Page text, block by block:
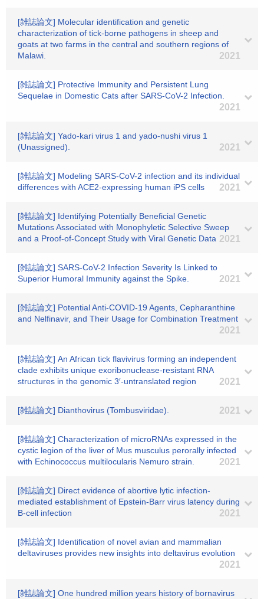
[雑誌論文] Molecular identification and genetic
characterization of tick-borne pathogens in sheep and
goats at two farms in the central and southern regions of
Malawi.
2021
[雑誌論文] Protective Immunity and Persistent Lung
Sequelae in Domestic Cats after SARS-CoV-2 Infection.
2021
[雑誌論文] Yado-kari virus 1 and yado-nushi virus 1
(Unassigned).
2021
[雑誌論文] Modeling SARS-CoV-2 infection and its individual
differences with ACE2-expressing human iPS cells
2021
[雑誌論文] Identifying Potentially Beneficial Genetic
Mutations Associated with Monophyletic Selective Sweep
and a Proof-of-Concept Study with Viral Genetic Data 2021
[雑誌論文] SARS-CoV-2 Infection Severity Is Linked to
Superior Humoral Immunity against the Spike.
2021
[雑誌論文] Potential Anti-COVID-19 Agents, Cepharanthine
and Nelfinavir, and Their Usage for Combination Treatment
2021
[雑誌論文] An African tick flavivirus forming an independent
clade exhibits unique exoribonuclease-resistant RNA
structures in the genomic 3′-untranslated region
2021
[雑誌論文] Dianthovirus (Tombusviridae). 2021
[雑誌論文] Characterization of microRNAs expressed in the
cystic legion of the liver of Mus musculus perorally infected
with Echinococcus multilocularis Nemuro strain.
2021
[雑誌論文] Direct evidence of abortive lytic infection-
mediated establishment of Epstein-Barr virus latency during
B-cell infection
2021
[雑誌論文] Identification of novel avian and mammalian
deltaviruses provides new insights into deltavirus evolution
2021
[雑誌論文] One hundred million years history of bornavirus